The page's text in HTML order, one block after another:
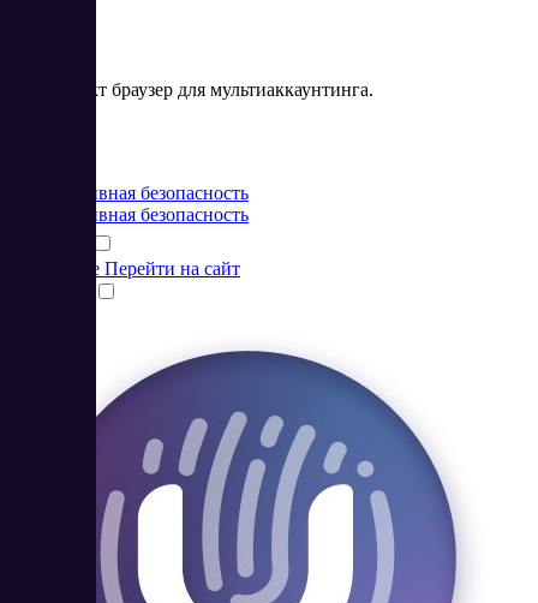
Антидетект браузер для мультиаккаунтинга.
Корпоративная безопасность
Корпоративная безопасность
Подробнее Перейти на сайт